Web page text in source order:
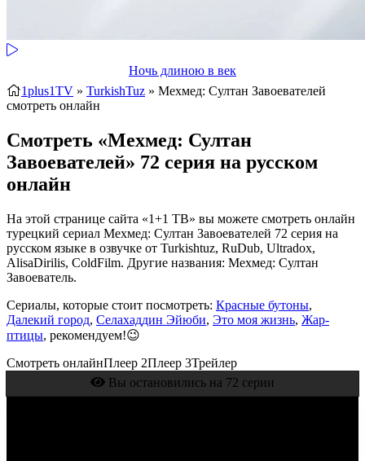
Ночь длиною в век
1plus1TV » TurkishTuz » Мехмед: Султан Завоевателей
смотреть онлайн
Смотреть «Мехмед: Султан
Завоевателей» 72 серия на русском
онлайн
На этой странице сайта «1+1 ТВ» вы можете смотреть онлайн
турецкий сериал Мехмед: Султан Завоевателей 72 серия на
русском языке в озвучке от Turkishtuz, RuDub, Ultradox,
AlisaDirilis, ColdFilm. Другие названия: Мехмед: Султан
Завоеватель.
Сериалы, которые стоит посмотреть: Красные бутоны,
Далекий город, Селахаддин Эйюби, Это моя жизнь, Жар-
птицы, рекомендуем!😉
Смотреть онлайнПлеер 2Плеер 3Трейлер
Вы остановились на 72 серии